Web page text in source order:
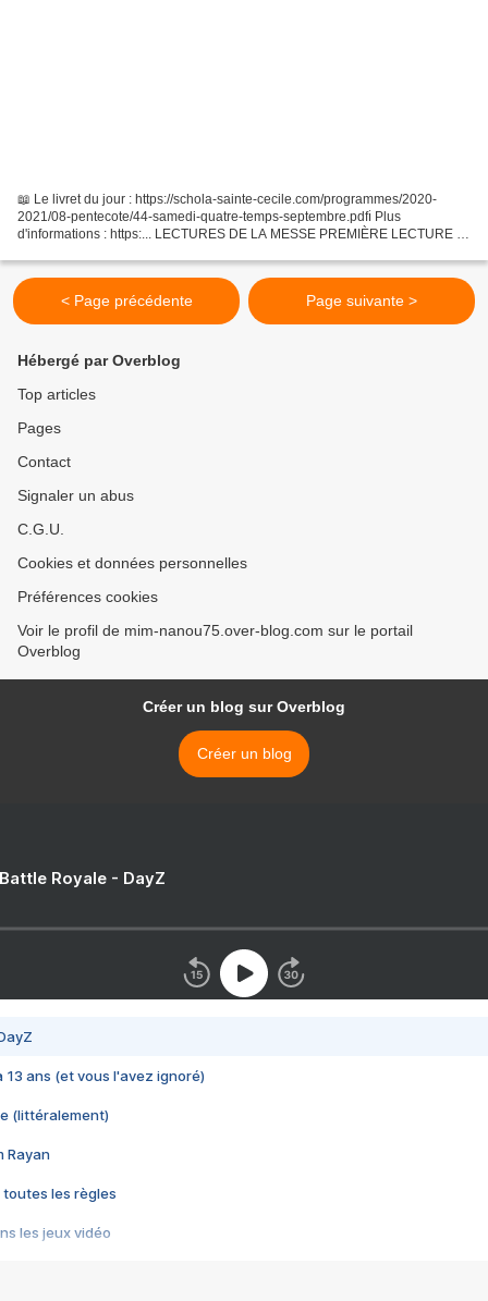
📖 Le livret du jour : https://schola-sainte-cecile.com/programmes/2020-
2021/08-pentecote/44-samedi-quatre-temps-septembre.pdfℹ️ Plus
d'informations : https:... LECTURES DE LA MESSE PREMIÈRE LECTURE «
< Page précédente Page suivante >
Hébergé par Overblog
Top articles
Pages
Contact
Signaler un abus
C.G.U.
Cookies et données personnelles
Préférences cookies
Voir le profil de mim-nanou75.over-blog.com sur le portail
Overblog
Créer un blog sur Overblog
Créer un blog
Royale - DayZ
13 ans (et vous l'avez ignoré)
(littéralement)
Rayan
toutes les règles
les jeux vidéo